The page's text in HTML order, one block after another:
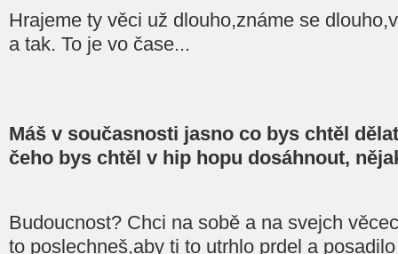
Hrajeme ty věci už dlouho,známe se
a tak. To je vo čase...
Máš v současnosti jasno co bys chtěl
čeho bys chtěl v hip hopu dosáhnout,
Budoucnost? Chci na sobě a na svejch
to poslechneš,aby ti to utrhlo prdel a